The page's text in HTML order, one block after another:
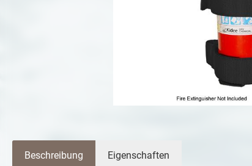
Beschreibung Eigenschaften